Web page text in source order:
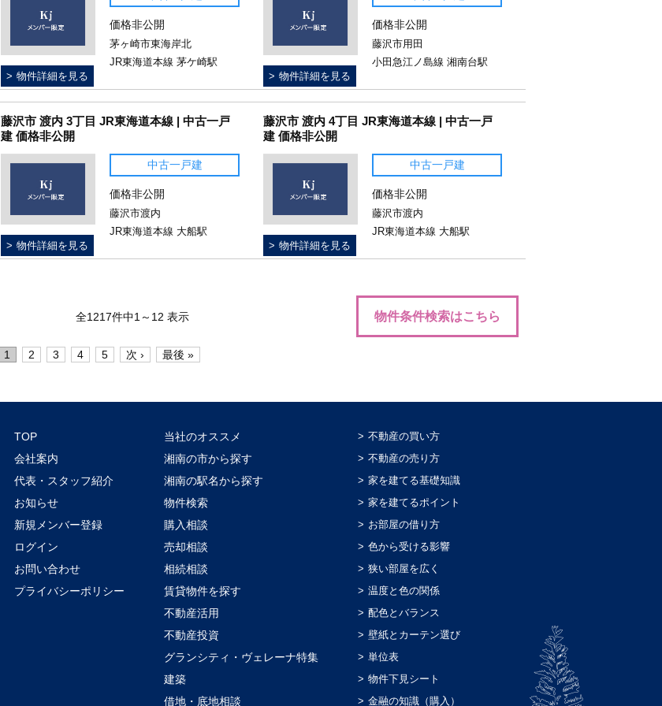
物件詳細を見る
価格非公開
茅ヶ崎市東海岸北
JR東海道本線 茅ケ崎駅
物件詳細を見る
価格非公開
藤沢市用田
小田急江ノ島線 湘南台駅
藤沢市 渡内 3丁目 JR東海道本線 | 中古一戸
建 価格非公開
物件詳細を見る
中古一戸建
価格非公開
藤沢市渡内
JR東海道本線 大船駅
藤沢市 渡内 4丁目 JR東海道本線 | 中古一戸
建 価格非公開
物件詳細を見る
中古一戸建
価格非公開
藤沢市渡内
JR東海道本線 大船駅
全1217件中1～12 表示
1 2 3 4 5 次 › 最後 »
物件条件検索はこちら
TOP
会社案内
代表・スタッフ紹介
お知らせ
新規メンバー登録
ログイン
お問い合わせ
プライバシーポリシー
当社のオススメ
湘南の市から探す
湘南の駅名から探す
物件検索
購入相談
売却相談
相続相談
賃貸物件を探す
不動産活用
不動産投資
グランシティ・ヴェレーナ特集
建築
借地・底地相談
不動産の買い方
不動産の売り方
家を建てる基礎知識
家を建てるポイント
お部屋の借り方
色から受ける影響
狭い部屋を広く
温度と色の関係
配色とバランス
壁紙とカーテン選び
単位表
物件下見シート
金融の知識（購入）